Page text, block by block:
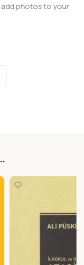
add photos to your